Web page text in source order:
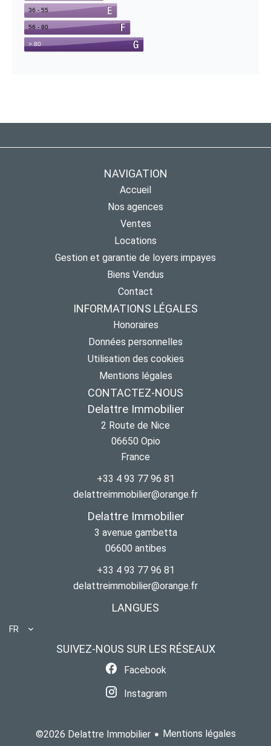
NAVIGATION
Accueil
Nos agences
Ventes
Locations
Gestion et garantie de loyers impayes
Biens Vendus
Contact
INFORMATIONS LÉGALES
Honoraires
Données personnelles
Utilisation des cookies
Mentions légales
CONTACTEZ-NOUS
Delattre Immobilier
2 Route de Nice
06650 Opio
France
+33 4 93 77 96 81
delattreimmobilier@orange.fr
Delattre Immobilier
3 avenue gambetta
06600 antibes
+33 4 93 77 96 81
delattreimmobilier@orange.fr
LANGUES
FR
SUIVEZ-NOUS SUR LES RÉSEAUX
Facebook
Instagram
©2026 Delattre Immobilier
Mentions légales